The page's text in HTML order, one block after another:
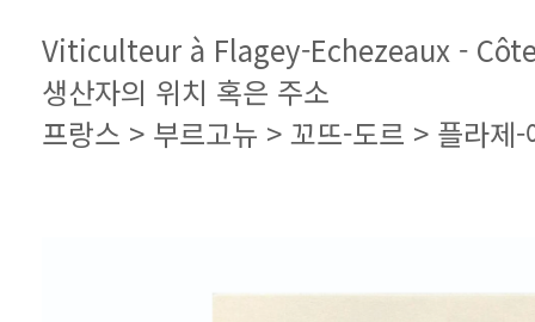
Viticulteur à Flagey-Echezeaux -
생산자의 위치 혹은 주소
프랑스 > 부르고뉴 > 꼬뜨-도르 > 플라제